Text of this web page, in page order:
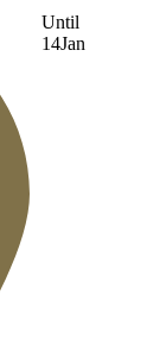
Until
14Jan